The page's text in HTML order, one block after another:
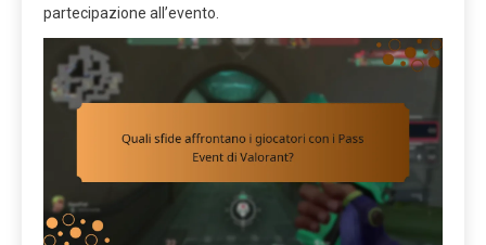
partecipazione all’evento.